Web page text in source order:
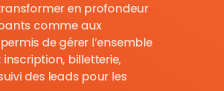
en profondeur
comme aux
de gérer l’ensemble
billetterie,
des leads pour les